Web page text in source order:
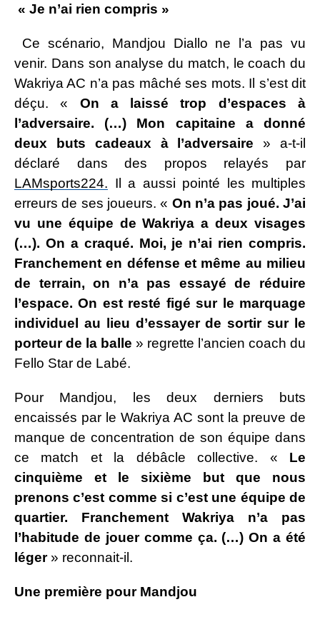
« Je n’ai rien compris »
Ce scénario, Mandjou Diallo ne l’a pas vu
venir. Dans son analyse du match, le coach du
Wakriya AC n’a pas mâché ses mots. Il s’est dit
déçu. « On a laissé trop d’espaces à
l’adversaire. (…) Mon capitaine a donné
deux buts cadeaux à l’adversaire » a-t-il
déclaré dans des propos relayés par
LAMsports224. Il a aussi pointé les multiples
erreurs de ses joueurs. « On n’a pas joué. J’ai
vu une équipe de Wakriya a deux visages
(…). On a craqué. Moi, je n’ai rien compris.
Franchement en défense et même au milieu
de terrain, on n’a pas essayé de réduire
l’espace. On est resté figé sur le marquage
individuel au lieu d’essayer de sortir sur le
porteur de la balle » regrette l’ancien coach du
Fello Star de Labé.
Pour Mandjou, les deux derniers buts
encaissés par le Wakriya AC sont la preuve de
manque de concentration de son équipe dans
ce match et la débâcle collective. « Le
cinquième et le sixième but que nous
prenons c’est comme si c’est une équipe de
quartier. Franchement Wakriya n’a pas
l’habitude de jouer comme ça. (…) On a été
léger» reconnait-il.
Une première pour Mandjou